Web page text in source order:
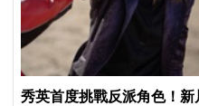
秀英首度挑戰反派角色！